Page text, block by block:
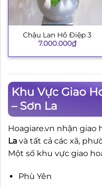
Chậu Lan Hồ Điệp 3
7.000.000₫
Khu Vực Giao
– Sơn La
Hoagiare.vn nhận giao
La và tất cả các xã,
Một số khu vực giao
Phù Yên